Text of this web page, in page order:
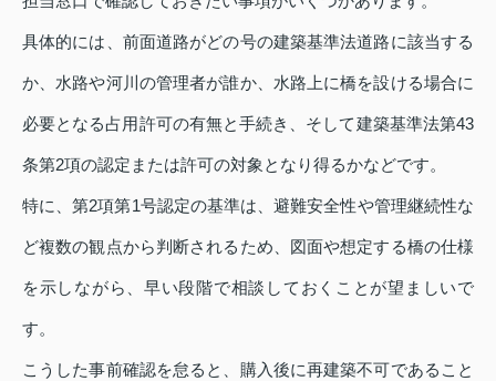
具体的には、前面道路がどの号の建築基準法道路に該当する
か、水路や河川の管理者が誰か、水路上に橋を設ける場合に
必要となる占用許可の有無と手続き、そして建築基準法第43
条第2項の認定または許可の対象となり得るかなどです。
特に、第2項第1号認定の基準は、避難安全性や管理継続性な
ど複数の観点から判断されるため、図面や想定する橋の仕様
を示しながら、早い段階で相談しておくことが望ましいで
す。
こうした事前確認を怠ると、購入後に再建築不可であること